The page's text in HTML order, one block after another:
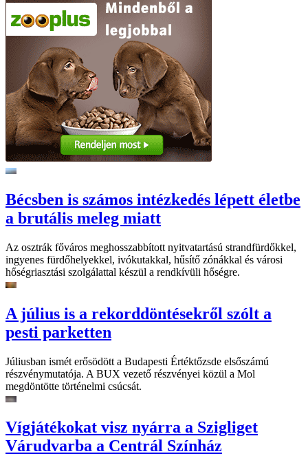
Bécsben is számos intézkedés lépett életbe
a brutális meleg miatt
Az osztrák főváros meghosszabbított nyitvatartású strandfürdőkkel,
ingyenes fürdőhelyekkel, ivókutakkal, hűsítő zónákkal és városi
hőségriasztási szolgálattal készül a rendkívüli hőségre.
A július is a rekorddöntésekről szólt a
pesti parketten
Júliusban ismét erősödött a Budapesti Értéktőzsde elsőszámú
részvénymutatója. A BUX vezető részvényei közül a Mol
megdöntötte történelmi csúcsát.
Vígjátékokat visz nyárra a Szigliget
Várudvarba a Centrál Színház